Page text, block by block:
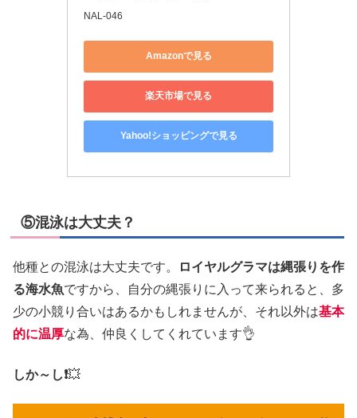
NAL-046
Amazonで見る
楽天市場で見る
Yahoo!ショッピングで見る
⑤混泳は大丈夫？
他種との混泳は大丈夫です。
ロイヤルグラマは縄張りを作
る海水魚ですから、自分の縄張りに入って来られると、多
少の小競り合いはあるかもしれませんが、それ以外は基本
的に温厚な為、仲良くしてくれています👌
しか～し❗💥